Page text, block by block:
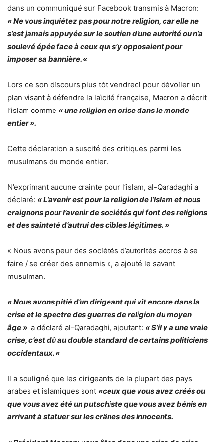
dans un communiqué sur Facebook transmis à Macron:
« Ne vous inquiétez pas pour notre religion, car elle ne
s’est jamais appuyée sur le soutien d’une autorité ou n’a
soulevé épée face à ceux qui s’y opposaient pour
imposer sa bannière. «
Lors de son discours plus tôt vendredi pour dévoiler un
plan visant à défendre la laïcité française, Macron a décrit
l’islam comme « une religion en crise dans le monde
entier ».
Cette déclaration a suscité des critiques parmi les
musulmans du monde entier.
N’exprimant aucune crainte pour l’islam, al-Qaradaghi a
déclaré: « L’avenir est pour la religion de l’Islam et nous
craignons pour l’avenir de sociétés qui font des religions
et des sainteté d’autrui des cibles légitimes. »
« Nous avons peur des sociétés d’autorités accros à se
faire / se créer des ennemis », a ajouté le savant
musulman.
« Nous avons pitié d’un dirigeant qui vit encore dans la
crise et le spectre des guerres de religion du moyen
âge », a déclaré al-Qaradaghi, ajoutant: « S’il y a une vraie
crise, c’est dû au double standard de certains politiciens
occidentaux. «
Il a souligné que les dirigeants de la plupart des pays
arabes et islamiques sont «ceux que vous avez créés ou
que vous avez été un putschiste que vous avez bénis en
arrivant à statuer sur les crânes des innocents.